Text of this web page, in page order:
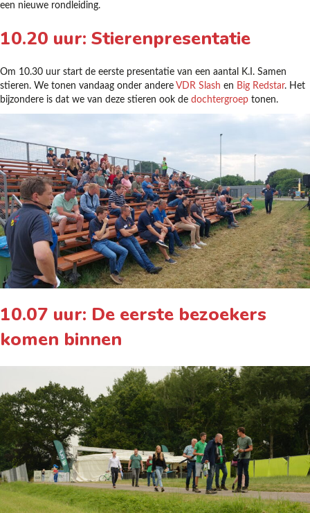
een nieuwe rondleiding.
10.20 uur: Stierenpresentatie
Om 10.30 uur start de eerste presentatie van een aantal K.I. Samen
stieren. We tonen vandaag onder andere VDR Slash en Big Redstar. Het
bijzondere is dat we van deze stieren ook de dochtergroep tonen.
10.07 uur: De eerste bezoekers
komen binnen